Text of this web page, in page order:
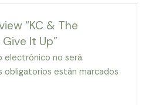
“KC & The
It Up”
electrónico no será
obligatorios están marcados